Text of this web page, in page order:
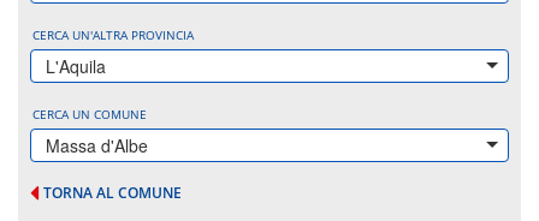
CERCA UN'ALTRA PROVINCIA
L'Aquila
CERCA UN COMUNE
Massa d'Albe
TORNA AL COMUNE